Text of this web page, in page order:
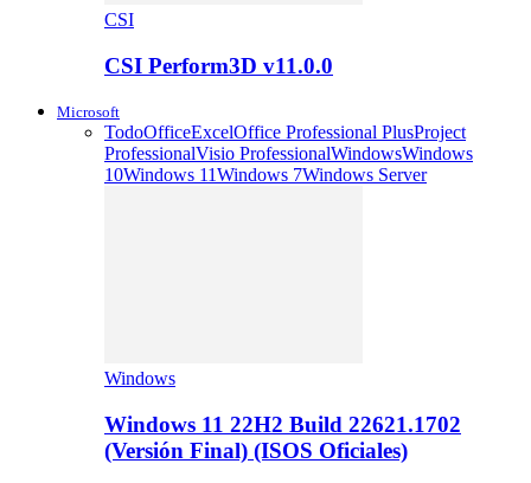
CSI
CSI Perform3D v11.0.0
Microsoft
TodoOfficeExcelOffice Professional PlusProject
ProfessionalVisio ProfessionalWindowsWindows
10Windows 11Windows 7Windows Server
Windows
Windows 11 22H2 Build 22621.1702
(Versión Final) (ISOS Oficiales)